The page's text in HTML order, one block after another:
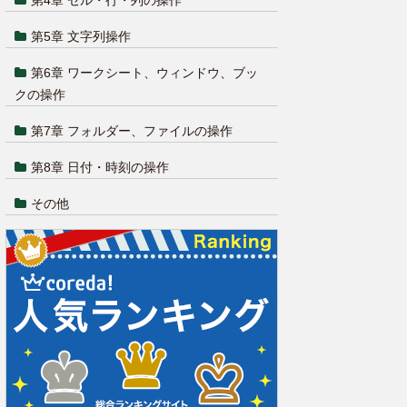
第5章 文字列操作
第6章 ワークシート、ウィンドウ、ブッ
クの操作
第7章 フォルダー、ファイルの操作
第8章 日付・時刻の操作
その他